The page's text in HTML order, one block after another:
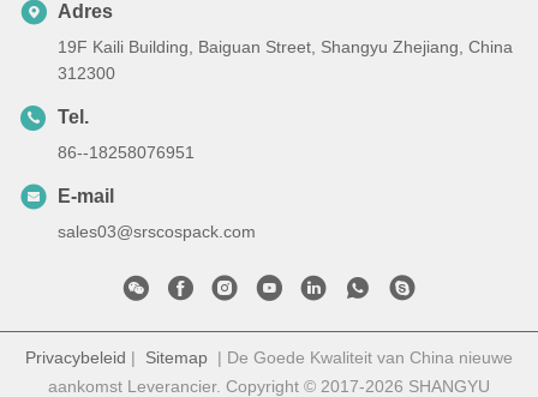
Adres
19F Kaili Building, Baiguan Street, Shangyu Zhejiang, China
312300
Tel.
86--18258076951
E-mail
sales03@srscospack.com
Privacybeleid | Sitemap | De Goede Kwaliteit van China nieuwe
aankomst Leverancier. Copyright © 2017-2026 SHANGYU